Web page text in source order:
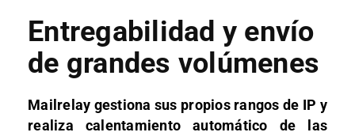
Entregabilidad y envío
de grandes volúmenes
Mailrelay gestiona sus propios rangos de IP y
realiza calentamiento automático de las